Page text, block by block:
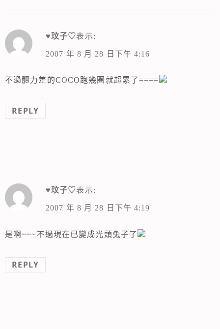
♥玟子♡表示:
2007 年 8 月 28 日下午 4:16
不過體力差的COCO跑幾圈就超累了====
REPLY
♥玟子♡表示:
2007 年 8 月 28 日下午 4:19
是啊~~~不過現在已變成光頭兔子了
REPLY